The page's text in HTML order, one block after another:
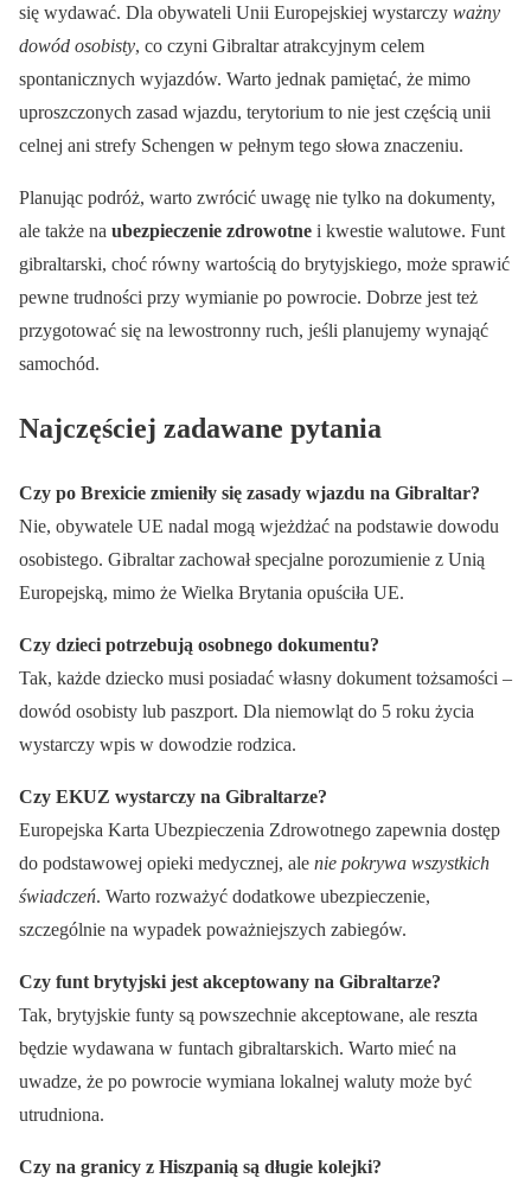
się wydawać. Dla obywateli Unii Europejskiej wystarczy ważny
dowód osobisty, co czyni Gibraltar atrakcyjnym celem
spontanicznych wyjazdów. Warto jednak pamiętać, że mimo
uproszczonych zasad wjazdu, terytorium to nie jest częścią unii
celnej ani strefy Schengen w pełnym tego słowa znaczeniu.
Planując podróż, warto zwrócić uwagę nie tylko na dokumenty,
ale także na ubezpieczenie zdrowotne i kwestie walutowe. Funt
gibraltarski, choć równy wartością do brytyjskiego, może sprawić
pewne trudności przy wymianie po powrocie. Dobrze jest też
przygotować się na lewostronny ruch, jeśli planujemy wynająć
samochód.
Najczęściej zadawane pytania
Czy po Brexicie zmieniły się zasady wjazdu na Gibraltar?
Nie, obywatele UE nadal mogą wjeżdżać na podstawie dowodu
osobistego. Gibraltar zachował specjalne porozumienie z Unią
Europejską, mimo że Wielka Brytania opuściła UE.
Czy dzieci potrzebują osobnego dokumentu?
Tak, każde dziecko musi posiadać własny dokument tożsamości –
dowód osobisty lub paszport. Dla niemowląt do 5 roku życia
wystarczy wpis w dowodzie rodzica.
Czy EKUZ wystarczy na Gibraltarze?
Europejska Karta Ubezpieczenia Zdrowotnego zapewnia dostęp
do podstawowej opieki medycznej, ale nie pokrywa wszystkich
świadczeń. Warto rozważyć dodatkowe ubezpieczenie,
szczególnie na wypadek poważniejszych zabiegów.
Czy funt brytyjski jest akceptowany na Gibraltarze?
Tak, brytyjskie funty są powszechnie akceptowane, ale reszta
będzie wydawana w funtach gibraltarskich. Warto mieć na
uwadze, że po powrocie wymiana lokalnej waluty może być
utrudniona.
Czy na granicy z Hiszpanią są długie kolejki?